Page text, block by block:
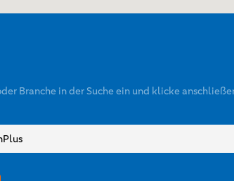
Branche in der Suche ein und klicke